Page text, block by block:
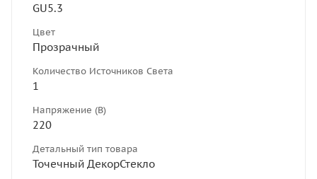
GU5.3
Цвет
Прозрачный
Количество Источников Света
1
Напряжение (В)
220
Детальный тип товара
Точечный ДекорСтекло